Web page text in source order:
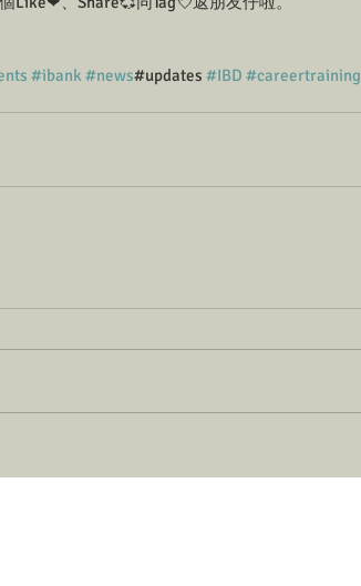
#ibank #news#updates #IBD #careertraining